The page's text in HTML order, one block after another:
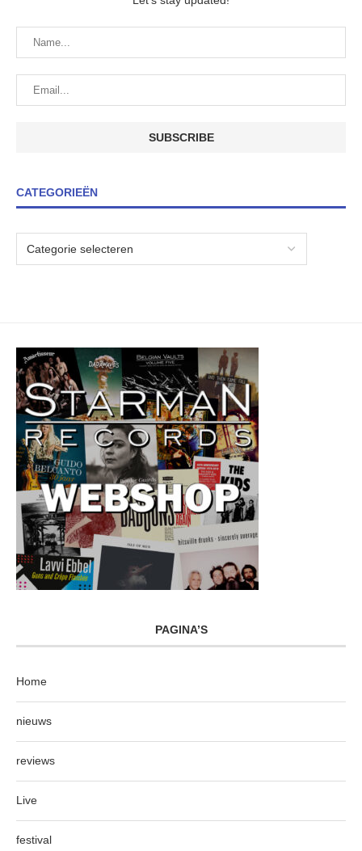
CATEGORIEËN
PAGINA’S
Home
nieuws
reviews
Live
festival